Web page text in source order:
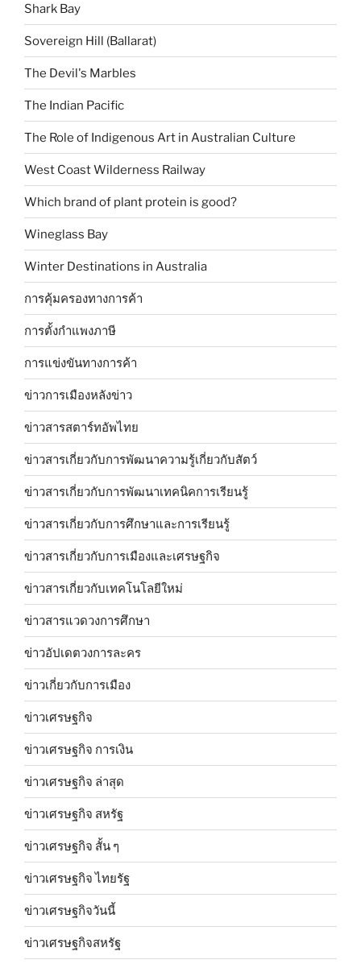
Shark Bay
Sovereign Hill (Ballarat)
The Devil's Marbles
The Indian Pacific
The Role of Indigenous Art in Australian Culture
West Coast Wilderness Railway
Which brand of plant protein is good?
Wineglass Bay
Winter Destinations in Australia
การคุ้มครองทางการค้า
การตั้งกำแพงภาษี
การแข่งขันทางการค้า
ข่าวการเมืองหลังข่าว
ข่าวสารสตาร์ทอัพไทย
ข่าวสารเกี่ยวกับการพัฒนาความรู้เกี่ยวกับสัตว์
ข่าวสารเกี่ยวกับการพัฒนาเทคนิคการเรียนรู้
ข่าวสารเกี่ยวกับการศึกษาและการเรียนรู้
ข่าวสารเกี่ยวกับการเมืองและเศรษฐกิจ
ข่าวสารเกี่ยวกับเทคโนโลยีใหม่
ข่าวสารแวดวงการศึกษา
ข่าวอัปเดตวงการละคร
ข่าวเกี่ยวกับการเมือง
ข่าวเศรษฐกิจ
ข่าวเศรษฐกิจ การเงิน
ข่าวเศรษฐกิจ ล่าสุด
ข่าวเศรษฐกิจ สหรัฐ
ข่าวเศรษฐกิจ สั้น ๆ
ข่าวเศรษฐกิจ ไทยรัฐ
ข่าวเศรษฐกิจวันนี้
ข่าวเศรษฐกิจสหรัฐ